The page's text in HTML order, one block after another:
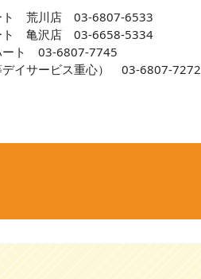
ト 荒川店 03-6807-6533
ト 亀沢店 03-6658-5334
ート 03-6807-7745
デイサービス重心） 03-6807-7272